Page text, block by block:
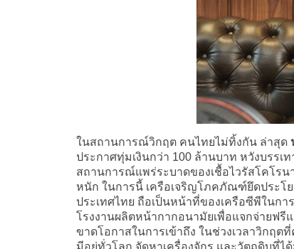
ในสถานการณ์วิกฤต คนไทยไม่ทิ้งกัน ล่าสุด
ประกาศทุ่มเงินกว่า 100 ล้านบาท หวังบรร
สถานการณ์แพร่ระบาดของเชื้อไวรัสโคโร
หนัก ในการนี้ เครือเจริญโภคภัณฑ์ยึดประโย
ประเทศไทย ถือเป็นหน้าที่ของเครือซีพีในกา
โรงงานผลิตหน้ากากอนามัยเพื่อแจกจ่ายฟ
ขาดโอกาสในการเข้าถึง ในช่วงเวลาวิกฤ
มีอยู่ทั่วโลก จัดหาเครื่องจักร และวัตถุดิบที่ไ